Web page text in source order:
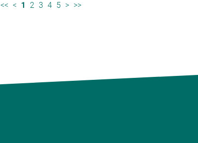
<< < 1 2 3 4 5 > >>